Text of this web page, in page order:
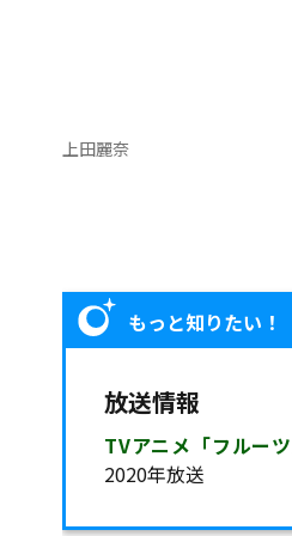
上田麗奈
もっと知りたい！
放送情報
TVアニメ「フルー
2020年放送